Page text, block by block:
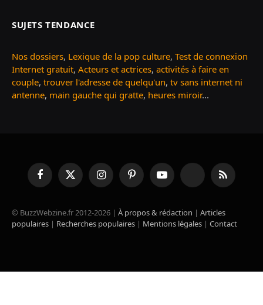
SUJETS TENDANCE
Nos dossiers, Lexique de la pop culture, Test de connexion
Internet gratuit, Acteurs et actrices, activités à faire en
couple, trouver l'adresse de quelqu'un, tv sans internet ni
antenne, main gauche qui gratte, heures miroir...
FacebookX
(Twitter)
InstagramPinterestYouTube TikTok RSS
© BuzzWebzine.fr 2012-2026 | À propos & rédaction | Articles
populaires | Recherches populaires | Mentions légales | Contact